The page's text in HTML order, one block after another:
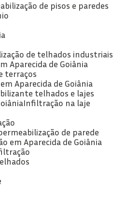
de pisos e paredes
de telhados industriais
Aparecida de Goiânia
terraços
Aparecida de Goiânia
telhados e lajes
Infiltração na laje
de parede
em Aparecida de Goiânia